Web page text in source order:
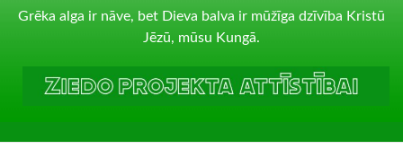
Grēka alga ir nāve, bet Dieva balva ir mūžīga dzīvība Kristū
Jēzū, mūsu Kungā.